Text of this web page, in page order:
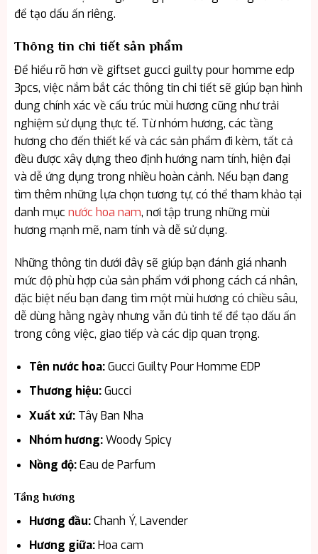
để tạo dấu ấn riêng.
Thông tin chi tiết sản phẩm
Để hiểu rõ hơn về giftset gucci guilty pour homme edp
3pcs, việc nắm bắt các thông tin chi tiết sẽ giúp bạn hình
dung chính xác về cấu trúc mùi hương cũng như trải
nghiệm sử dụng thực tế. Từ nhóm hương, các tầng
hương cho đến thiết kế và các sản phẩm đi kèm, tất cả
đều được xây dựng theo định hướng nam tính, hiện đại
và dễ ứng dụng trong nhiều hoàn cảnh. Nếu bạn đang
tìm thêm những lựa chọn tương tự, có thể tham khảo tại
danh mụcnước hoa nam, nơi tập trung những mùi
hương mạnh mẽ, nam tính và dễ sử dụng.
Những thông tin dưới đây sẽ giúp bạn đánh giá nhanh
mức độ phù hợp của sản phẩm với phong cách cá nhân,
đặc biệt nếu bạn đang tìm một mùi hương có chiều sâu,
dễ dùng hằng ngày nhưng vẫn đủ tinh tế để tạo dấu ấn
trong công việc, giao tiếp và các dịp quan trọng.
Tên nước hoa:Gucci Guilty Pour Homme EDP
Thương hiệu:Gucci
Xuất xứ:Tây Ban Nha
Nhóm hương:Woody Spicy
Nồng độ:Eau de Parfum
Tầng hương
Hương đầu:Chanh Ý, Lavender
Hương giữa:Hoa cam